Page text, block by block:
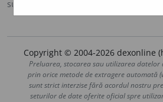
sursa:
Copyright © 2004-2026 dexonline
Preluarea, stocarea sau utilizarea datelor
prin orice metode de extragere automată
sunt strict interzise fără acordul nostru
seturilor de date oferite oficial spre